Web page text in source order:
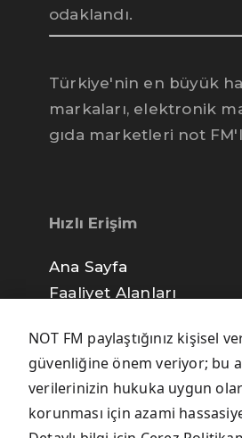
odaklandı.
Türkiye'nin en büyük
markaları, elektronik
gıda marketleri not
Hızlı Erişim
Ana Sayfa
Faaliyet Alanları
Gizlilik Politikası
NOT FM paylaştığınız kişisel
güvenliğine önem veriyor; bu
verilerinizin hukuka uygun
korunması için azami